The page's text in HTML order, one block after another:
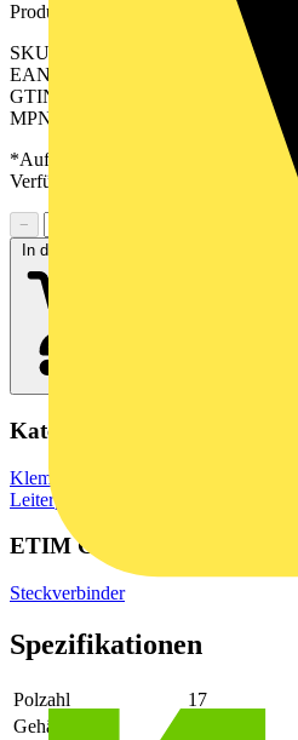
Produktkennzeichen
SKU: 2645950000
EAN: 04050118641028
GTIN: 04050118641028
MPN: CH 5.00/17/90G 3.9SN GN
*Auf Anfrage verfügbar - bitte in den
Verfügbarkeit zu prüfen
−
In den Warenkorb
Kategorien
Klemmen, Steckverbinder &
Leiterplattensteckverbinder
ETIM Group
Steckverbinder
Spezifikationen
Polzahl
17
Gehäusefarbe